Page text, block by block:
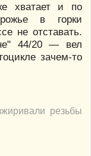
хватает и по
в горки
не отставать.
44/20 — вел
зачем-то
резьбы